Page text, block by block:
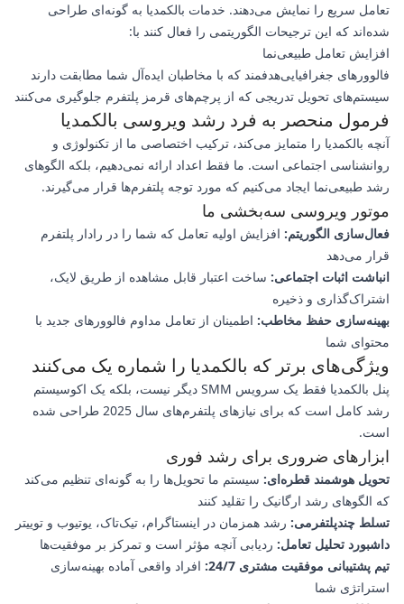
تعامل سریع را نمایش می‌دهند. خدمات بالکمدیا به گونه‌ای طراحی
شده‌اند که این ترجیحات الگوریتمی را فعال کنند با:
افزایش تعامل طبیعی‌نما
فالوورهای جغرافیایی‌هدفمند که با مخاطبان ایده‌آل شما مطابقت دارند
سیستم‌های تحویل تدریجی که از پرچم‌های قرمز پلتفرم جلوگیری می‌کنند
فرمول منحصر به فرد رشد ویروسی بالکمدیا
آنچه بالکمدیا را متمایز می‌کند، ترکیب اختصاصی ما از تکنولوژی و
روانشناسی اجتماعی است. ما فقط اعداد ارائه نمی‌دهیم، بلکه الگوهای
رشد طبیعی‌نما ایجاد می‌کنیم که مورد توجه پلتفرم‌ها قرار می‌گیرند.
موتور ویروسی سه‌بخشی ما
فعال‌سازی الگوریتم: افزایش اولیه تعامل که شما را در رادار پلتفرم
قرار می‌دهد
انباشت اثبات اجتماعی: ساخت اعتبار قابل مشاهده از طریق لایک،
اشتراک‌گذاری و ذخیره
بهینه‌سازی حفظ مخاطب: اطمینان از تعامل مداوم فالوورهای جدید با
محتوای شما
ویژگی‌های برتر که بالکمدیا را شماره یک می‌کنند
پنل بالکمدیا فقط یک سرویس SMM دیگر نیست، بلکه یک اکوسیستم
رشد کامل است که برای نیازهای پلتفرم‌های سال 2025 طراحی شده
است.
ابزارهای ضروری برای رشد فوری
تحویل هوشمند قطره‌ای: سیستم ما تحویل‌ها را به گونه‌ای تنظیم می‌کند
که الگوهای رشد ارگانیک را تقلید کنند
تسلط چندپلتفرمی: رشد همزمان در اینستاگرام، تیک‌تاک، یوتیوب و توییتر
داشبورد تحلیل تعامل: ردیابی آنچه مؤثر است و تمرکز بر موفقیت‌ها
تیم پشتیبانی موفقیت مشتری 24/7:
افراد واقعی آماده بهینه‌سازی
استراتژی شما